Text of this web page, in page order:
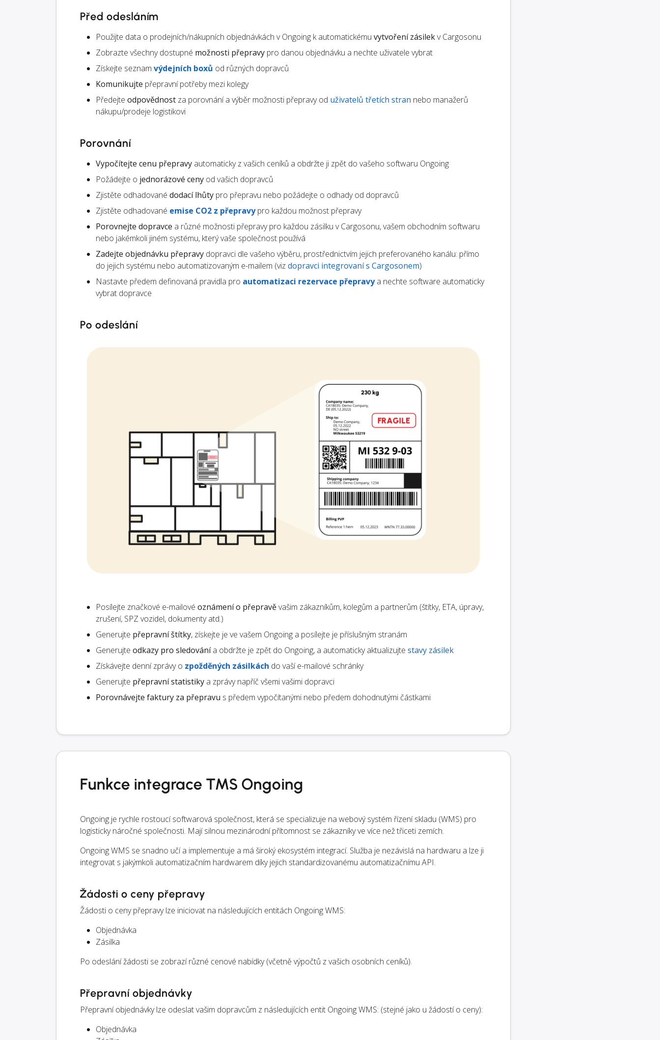
Před odesláním
Použijte data o prodejních/nákupních objednávkách v Ongoing k automatickému vytvoření zásilekv Cargosonu
Zobrazte všechny dostupné možnosti přepravy pro danou objednávku a nechte uživatele vybrat
Získejte seznam výdejních boxů od různých dopravců
Komunikujte přepravní potřeby mezi kolegy
Předejte odpovědnost za porovnání a výběr možnosti přepravy od uživatelů třetích stran nebo manažerů
nákupu/prodeje logistikovi
Porovnání
Vypočítejte cenu přepravy automaticky z vašich ceníků a obdržte ji zpět do vašeho softwaru Ongoing
Požádejte o jednorázové ceny od vašich dopravců
Zjistěte odhadované dodací lhůty pro přepravu nebo požádejte o odhady od dopravců
Zjistěte odhadované emise CO2 z přepravypro každou možnost přepravy
Porovnejte dopravce a různé možnosti přepravy pro každou zásilku v Cargosonu, vašem obchodním softwaru
nebo jakémkoli jiném systému, který vaše společnost používá
Zadejte objednávku přepravy dopravci dle vašeho výběru, prostřednictvím jejich preferovaného kanálu: přímo
do jejich systému nebo automatizovaným e-mailem (viz dopravci integrovaní s Cargosonem)
Nastavte předem definovaná pravidla pro automatizaci rezervace přepravya nechte software automaticky
vybrat dopravce
Po odeslání
Posílejte značkové e-mailové oznámení o přepravěvašim zákazníkům, kolegům a partnerům (štítky, ETA, úpravy,
zrušení, SPZ vozidel, dokumenty atd.)
Generujte přepravní štítky, získejte je ve vašem Ongoing a posílejte je příslušným stranám
Generujte odkazy pro sledovánía obdržte je zpět do Ongoing, a automaticky aktualizujte stavy zásilek
Získávejte denní zprávy o zpožděných zásilkách do vaší e-mailové schránky
Generujte přepravní statistiky a zprávy napříč všemi vašimi dopravci
Porovnávejte faktury za přepravu s předem vypočítanými nebo předem dohodnutými částkami
Funkce integrace TMS Ongoing
Ongoing je rychle rostoucí softwarová společnost, která se specializuje na webový systém řízení skladu (WMS) pro
logisticky náročné společnosti. Mají silnou mezinárodní přítomnost se zákazníky ve více než třiceti zemích.
Ongoing WMS se snadno učí a implementuje a má široký ekosystém integrací. Služba je nezávislá na hardwaru a lze ji
integrovat s jakýmkoli automatizačním hardwarem díky jejich standardizovanému automatizačnímu API.
Žádosti o ceny přepravy
Žádosti o ceny přepravy lze iniciovat na následujících entitách Ongoing WMS:
Objednávka
Zásilka
Po odeslání žádosti se zobrazí různé cenové nabídky (včetně výpočtů z vašich osobních ceníků).
Přepravní objednávky
Přepravní objednávky lze odeslat vašim dopravcům z následujících entit Ongoing WMS: (stejné jako u žádostí o ceny):
Objednávka